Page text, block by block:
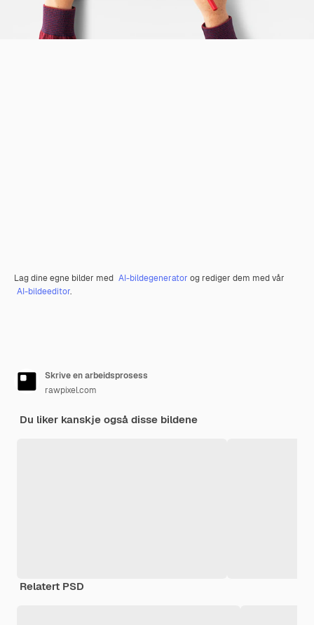
Lag dine egne bilder med AI-bildegenerator og rediger dem med vår
AI-bildeeditor.
Skrive en arbeidsprosess
rawpixel.com
Du liker kanskje også disse bildene
Relatert PSD